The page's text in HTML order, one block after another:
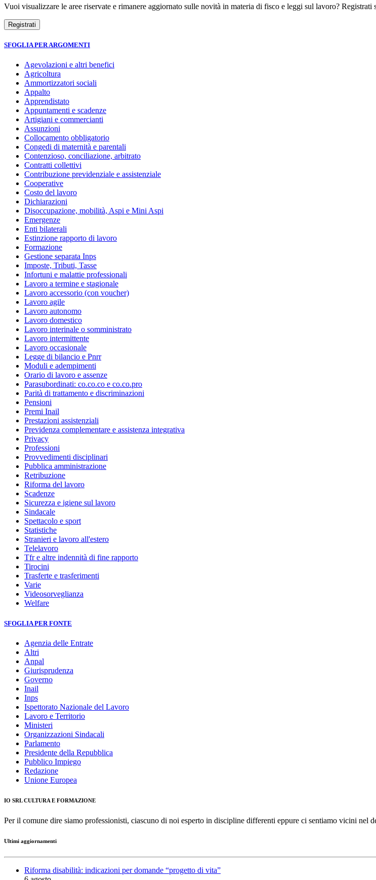
Vuoi visualizzare le aree riservate e rimanere aggiornato sulle novità in materia di fisco e leggi sul lavoro?
SFOGLIA PER ARGOMENTI
Agevolazioni e altri benefici
Agricoltura
Ammortizzatori sociali
Appalto
Apprendistato
Appuntamenti e scadenze
Artigiani e commercianti
Assunzioni
Collocamento obbligatorio
Congedi di maternità e parentali
Contenzioso, conciliazione, arbitrato
Contratti collettivi
Contribuzione previdenziale e assistenziale
Cooperative
Costo del lavoro
Dichiarazioni
Disoccupazione, mobilità, Aspi e Mini Aspi
Emergenze
Enti bilaterali
Estinzione rapporto di lavoro
Formazione
Gestione separata Inps
Imposte, Tributi, Tasse
Infortuni e malattie professionali
Lavoro a termine e stagionale
Lavoro accessorio (con voucher)
Lavoro agile
Lavoro autonomo
Lavoro domestico
Lavoro interinale o somministrato
Lavoro intermittente
Lavoro occasionale
Legge di bilancio e Pnrr
Moduli e adempimenti
Orario di lavoro e assenze
Parasubordinati: co.co.co e co.co.pro
Parità di trattamento e discriminazioni
Pensioni
Premi Inail
Prestazioni assistenziali
Previdenza complementare e assistenza integrativa
Privacy
Professioni
Provvedimenti disciplinari
Pubblica amministrazione
Retribuzione
Riforma del lavoro
Scadenze
Sicurezza e igiene sul lavoro
Sindacale
Spettacolo e sport
Statistiche
Stranieri e lavoro all'estero
Telelavoro
Tfr e altre indennità di fine rapporto
Tirocini
Trasferte e trasferimenti
Varie
Videosorveglianza
Welfare
SFOGLIA PER FONTE
Agenzia delle Entrate
Altri
Anpal
Giurisprudenza
Governo
Inail
Inps
Ispettorato Nazionale del Lavoro
Lavoro e Territorio
Ministeri
Organizzazioni Sindacali
Parlamento
Presidente della Repubblica
Pubblico Impiego
Redazione
Unione Europea
IO SRL CULTURA E FORMAZIONE
Per il comune dire siamo professionisti, ciascuno di noi esperto in discipline differenti eppure ci sentiamo vicini nel
Ultimi aggiornamenti
Riforma disabilità: indicazioni per domande “progetto di vita”